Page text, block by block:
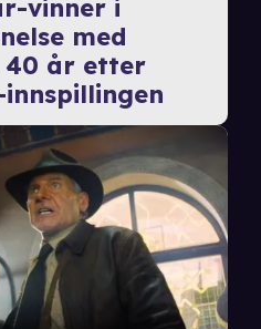
vinner i
med
40 år etter